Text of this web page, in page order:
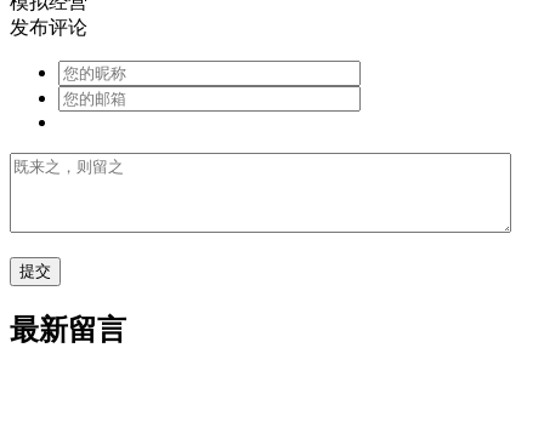
发布评论
最新留言